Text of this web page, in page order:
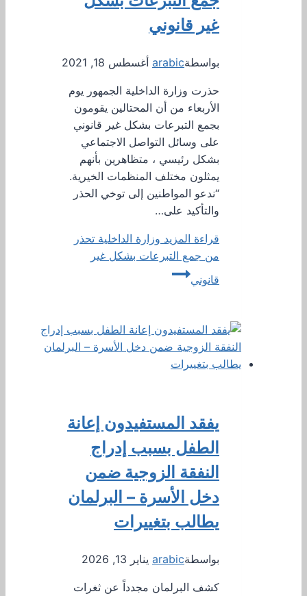
غير قانوني
بواسطةarabic أغسطس 18, 2021
حذرت وزارة الداخلية الجمهور يوم
الأربعاء من أن المحتالين يقومون
بجمع التبرعات بشكل غير قانوني
على وسائل التواصل الاجتماعي
بشكل رئيسي ، متظاهرين بأنهم
يمثلون مختلف المنظمات الخيرية.
“ندعو المواطنين إلى توخي الحذر
والتأكيد على…
قراءة المزيد وزارة الداخلية تحذر
من جمع التبرعات بشكل غير
قانوني
يفقد المستفيدون إعانة
الطفل بسبب إدراج
النفقة الزوجية ضمن
دخل الأسرة – البرلمان
يطالب بتغييرات
بواسطةarabic يناير 13, 2026
كشف البرلمان مجدداً عن ثغرات